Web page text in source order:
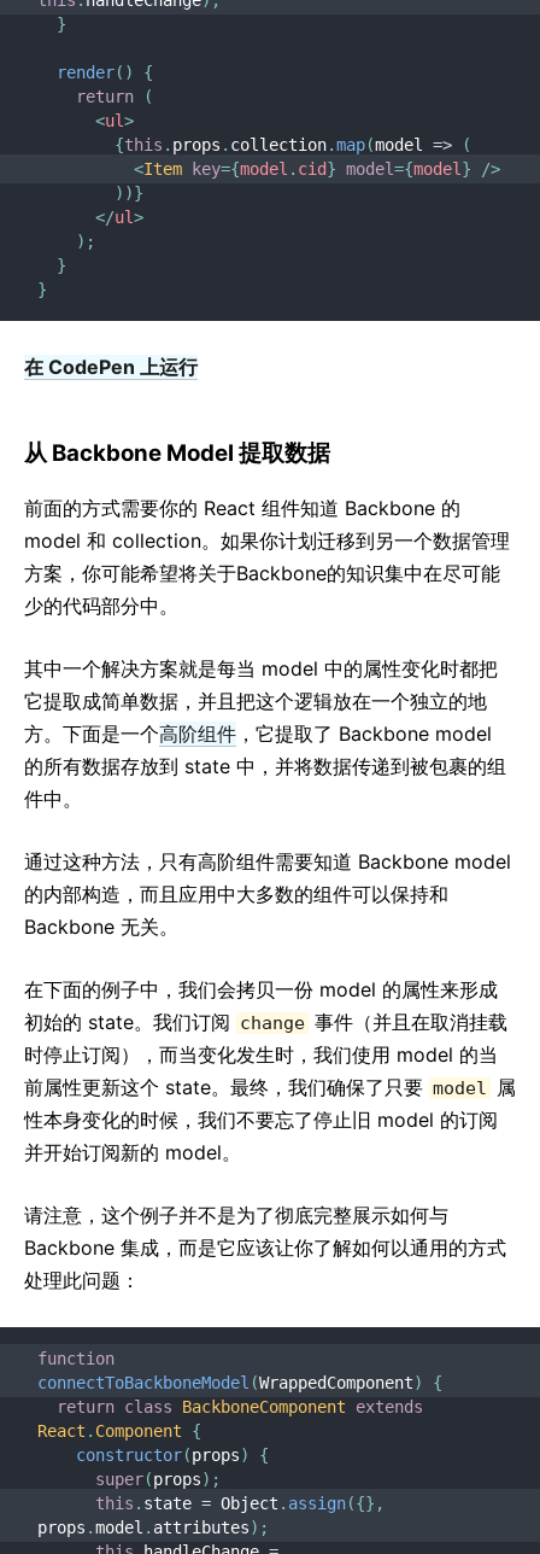
}
render( )
{
return
(
<ul>
{this . props . collection.map(model =>
(
<Item key={model . cid} model={model }
/>
) )}
</ul>
) ;
}
}
在 CodePen 上运行
从 Backbone Model 提取数据
前面的方式需要你的 React 组件知道 Backbone 的
model 和 collection。如果你计划迁移到另一个数据管理
方案，你可能希望将关于Backbone的知识集中在尽可能
少的代码部分中。
其中一个解决方案就是每当 model 中的属性变化时都把
它提取成简单数据，并且把这个逻辑放在一个独立的地
方。下面是一个高阶组件 ，它提取了 Backbone model
的所有数据存放到 state 中，并将数据传递到被包裹的组
件中。
通过这种方法，只有高阶组件需要知道 Backbone model
的内部构造，而且应用中大多数的组件可以保持和
Backbone 无关。
在下面的例子中，我们会拷贝一份 model 的属性来形成
初始的 state。我们订阅 change 事件（并且在取消挂载
时停止订阅），而当变化发生时，我们使用 model 的当
前属性更新这个 state。最终，我们确保了只要 model
属
性本身变化的时候，我们不要忘了停止旧 model 的订阅
并开始订阅新的 model。
请注意，这个例子并不是为了彻底完整展示如何与
Backbone 集成，而是它应该让你了解如何以通用的方式
处理此问题：
function
connectToBackboneModel (WrappedComponent)
{
return class BackboneComponent
extends
React . Component
{
constructor(props)
{
super(props) ;
this . state = Object . assign({} ,
props .model . attributes) ;